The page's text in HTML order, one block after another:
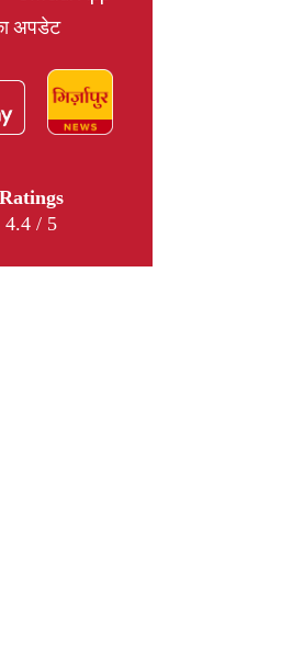
अपडेट
Ratings
4.4 / 5